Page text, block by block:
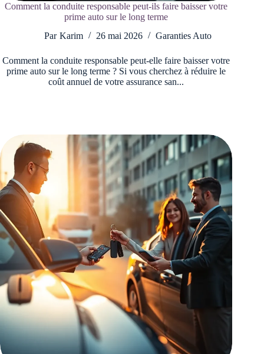
Comment la conduite responsable peut-ils faire baisser votre
prime auto sur le long terme
Par Karim 26 mai 2026 Garanties Auto
Comment la conduite responsable peut-elle faire baisser votre
prime auto sur le long terme ? Si vous cherchez à réduire le
coût annuel de votre assurance san...